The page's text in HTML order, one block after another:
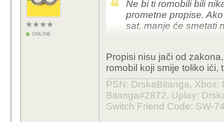
ONLINE
Ne bi ti romobili bili
prometne propise.
sat, manje će smetati
Propisi nisu jači od
romobil koji smije toliko ići,
PSN: DrskaBitanga, Xbox:
Bitanga#2872, Uplay:
Switch Friend Code: SW-